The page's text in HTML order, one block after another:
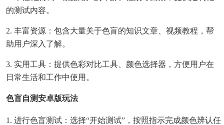
的测试内容。
2. 丰富资源：包含大量关于色盲的知识文章、视频教程，帮
助用户深入了解。
3. 实用工具：提供色彩对比工具、颜色选择器，方便用户在
日常生活和工作中使用。
色盲自测安卓版玩法
1. 进行色盲测试：选择“开始测试”，按照指示完成颜色辨认任